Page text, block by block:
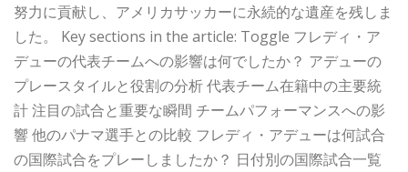
努力に貢献し、アメリカサッカーに永続的な遺産を残しま
した。 Key sections in the article: Toggle フレディ・ア
デューの代表チームへの影響は何でしたか？ アデューの
プレースタイルと役割の分析 代表チーム在籍中の主要統
計 注目の試合と重要な瞬間 チームパフォーマンスへの影
響 他のパナマ選手との比較 フレディ・アデューは何試合
の国際試合をプレーしましたか？ 日付別の国際試合一覧